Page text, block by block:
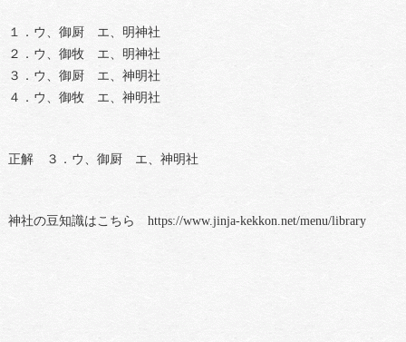
１．ウ、御厨 エ、明神社
２．ウ、御牧 エ、明神社
３．ウ、御厨 エ、神明社
４．ウ、御牧 エ、神明社
正解 ３．ウ、御厨 エ、神明社
神社の豆知識はこちら https://www.jinja-kekkon.net/menu/library